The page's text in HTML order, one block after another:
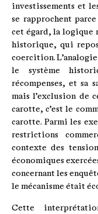
investissements et
se rapprochent
cet égard, la logique
historique, qui
coercition.
le système
récompenses, et sa
mais l’exclusion de
carotte, c’est le
carotte. Parmi les
restrictions
contexte des
économiques
concernant les
le mécanisme était
Cette